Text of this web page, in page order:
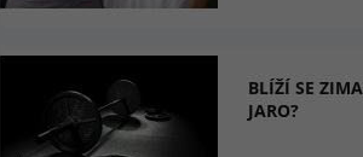
BLÍŽÍ SE
JARO?